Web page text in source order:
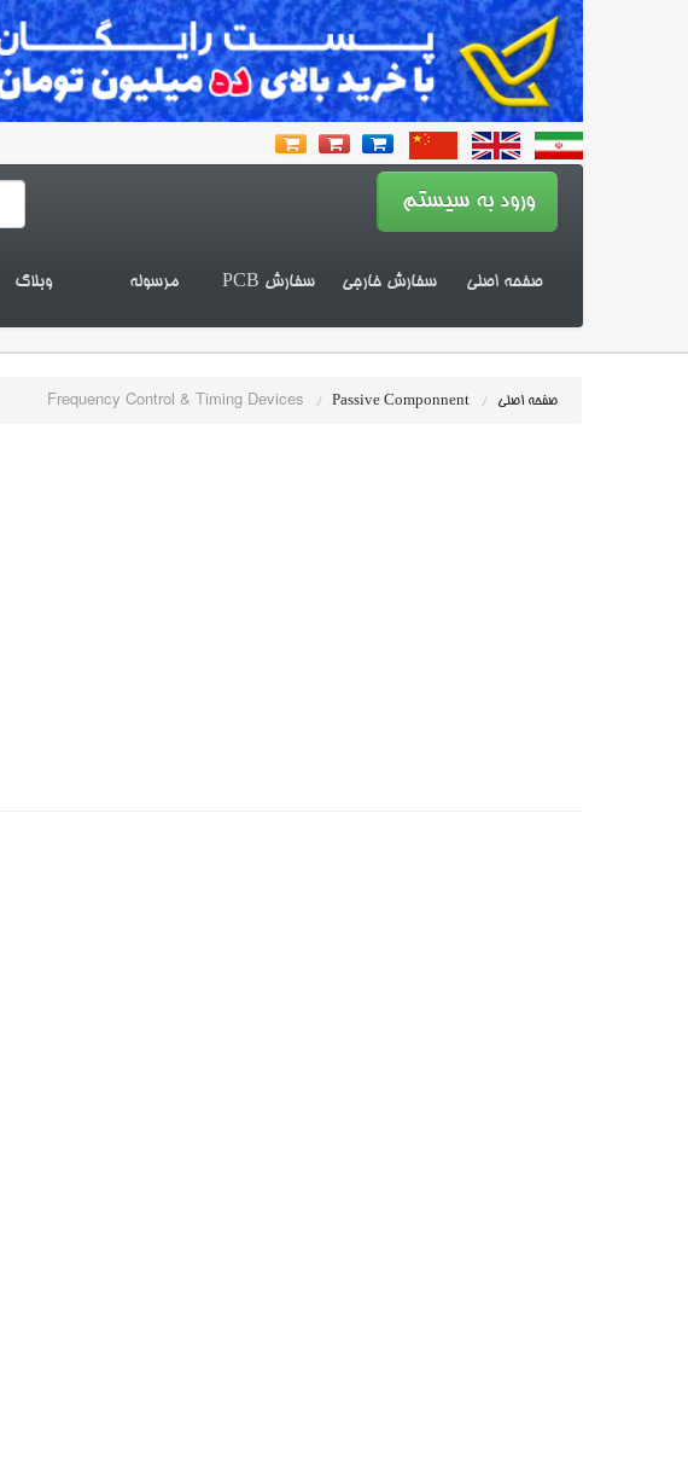
صفحه اصلی سفارش خارجی سفارش PCB مرسوله وبلاگ
صفحه اصلی /
Passive Componnent
/
Frequency Control & Timing Devices